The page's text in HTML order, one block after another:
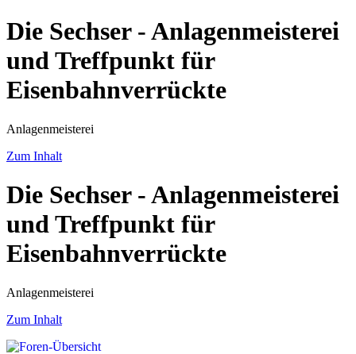
Die Sechser - Anlagenmeisterei
und Treffpunkt für
Eisenbahnverrückte
Anlagenmeisterei
Zum Inhalt
Die Sechser - Anlagenmeisterei
und Treffpunkt für
Eisenbahnverrückte
Anlagenmeisterei
Zum Inhalt